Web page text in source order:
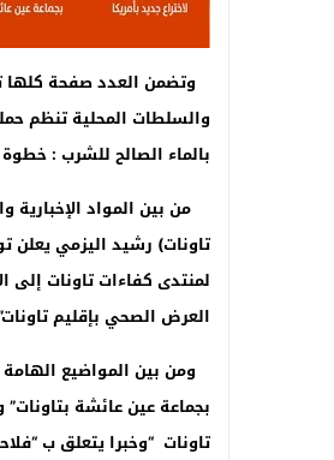
وتضمن العدد صفحة كلها
والسلطات المحلية تنظم
بالماء الصالح للشرب :
من بين المواد الإخبارية
لمنتدى كفاءات تاونات إلى
العرض الصحي بإقليم
بجماعة عين عائشة
تاونات “وخبرا يتعلق ب